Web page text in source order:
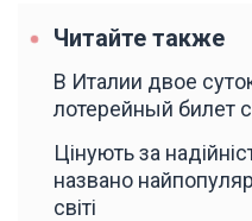
Читайте также
В Италии двое
лотерейный билет
Цінують за
названо
світі